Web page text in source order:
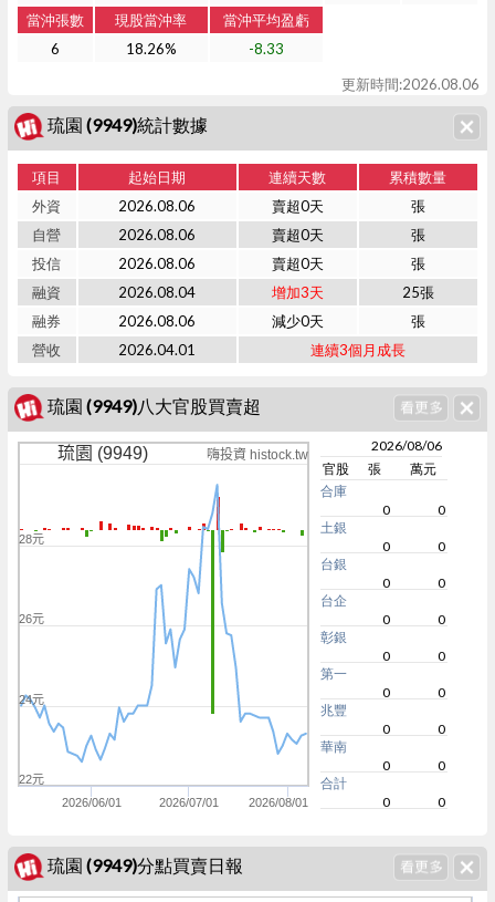
當沖張數 現股當沖率
當沖平均盈虧
6
18.26%
-8.33
更新時間:2026.08.06
琉園 (9949)統計數據
項目 起始日期 連續天數
累積數量
外資
2026.08.06 賣超0天
張
自營
2026.08.06 賣超0天
張
投信
2026.08.06 賣超0天
張
融資
2026.08.04 增加3天
25張
融券
2026.08.06 減少0天
張
營收
2026.04.01 連續3個月成長
琉園 (9949)八大官股買賣超
琉園 (9949) 嗨投資 histock.tw
2026/06/01 2026/07/01 2026/08/01
22元
24元
26元
28元
2026/08/06
官股
張
萬元
合庫
0
0
土銀
0
0
台銀
0
0
台企
0
0
彰銀
0
0
第一
0
0
兆豐
0
0
華南
0
0
合計
0
0
琉園 (9949)分點買賣日報